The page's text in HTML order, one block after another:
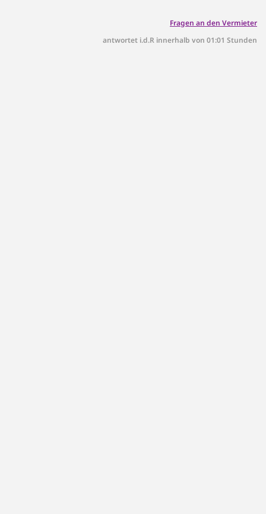
Fragen an den Vermieter
antwortet i.d.R innerhalb von 01:01 Stunden